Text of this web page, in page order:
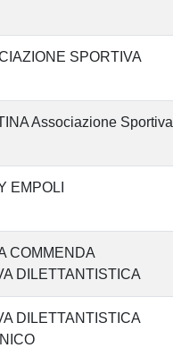
SPORTIVA
Associazione Sportiva
EMPOLI
COMMENDA
DILETTANTISTICA
DILETTANTISTICA